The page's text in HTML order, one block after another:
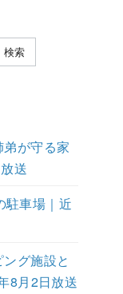
検索
が守る家
送
駐車場｜近
グ施設と
8月2日放送